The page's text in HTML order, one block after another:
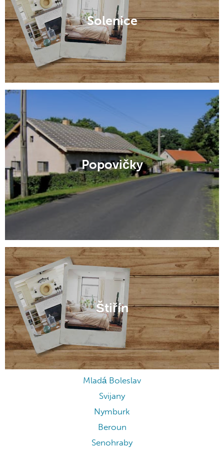
Solenice
Popovičky
Štiřín
Mladá Boleslav
Svijany
Nymburk
Beroun
Senohraby